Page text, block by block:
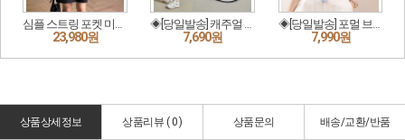
상품상세정보 상품리뷰 ( 0) 상품문의 배송/교환/반품